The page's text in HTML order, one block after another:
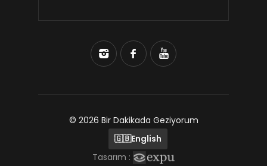
© 2026 Bir Dakikada Geziyorum
🇬🇧English
Tasarım :